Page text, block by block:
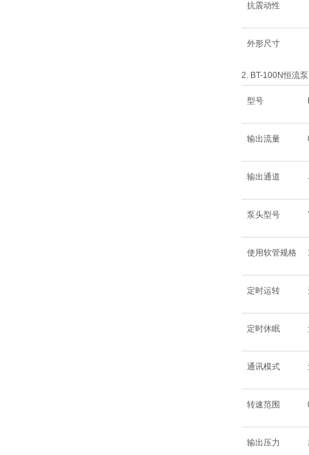
抗震动性
外形尺寸
2. BT-100N恒流泵
型号
输出流量
输出通道
泵头型号
使用软管规格
定时运转
定时休眠
通讯模式
转速范围
输出压力